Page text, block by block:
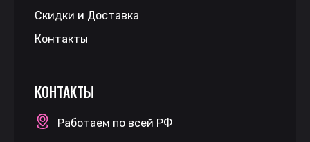
Скидки и Доставка
Контакты
КОНТАКТЫ
Работаем по всей РФ